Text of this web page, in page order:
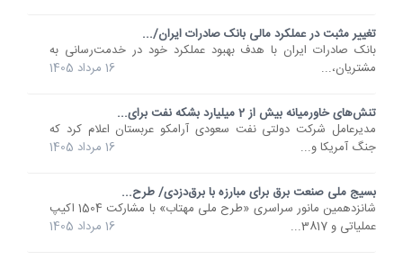
تغییر مثبت در عملکرد مالی بانک صادرات ایران/...
​بانک صادرات ایران با هدف بهبود عملکرد خود در خدمت‌رسانی به
مشتریان،...
16 مرداد 1405
تنش‌های خاورمیانه بیش از 2 میلیارد بشکه نفت برای...
مدیرعامل شرکت دولتی نفت سعودی آرامکو عربستان اعلام کرد که
جنگ آمریکا و...
16 مرداد 1405
بسیج ملی صنعت برق برای مبارزه با برق‌دزدی/ طرح...
شانزدهمین مانور سراسری «طرح ملی مهتاب» با مشارکت 1504 اکیپ
عملیاتی و 3817...
16 مرداد 1405